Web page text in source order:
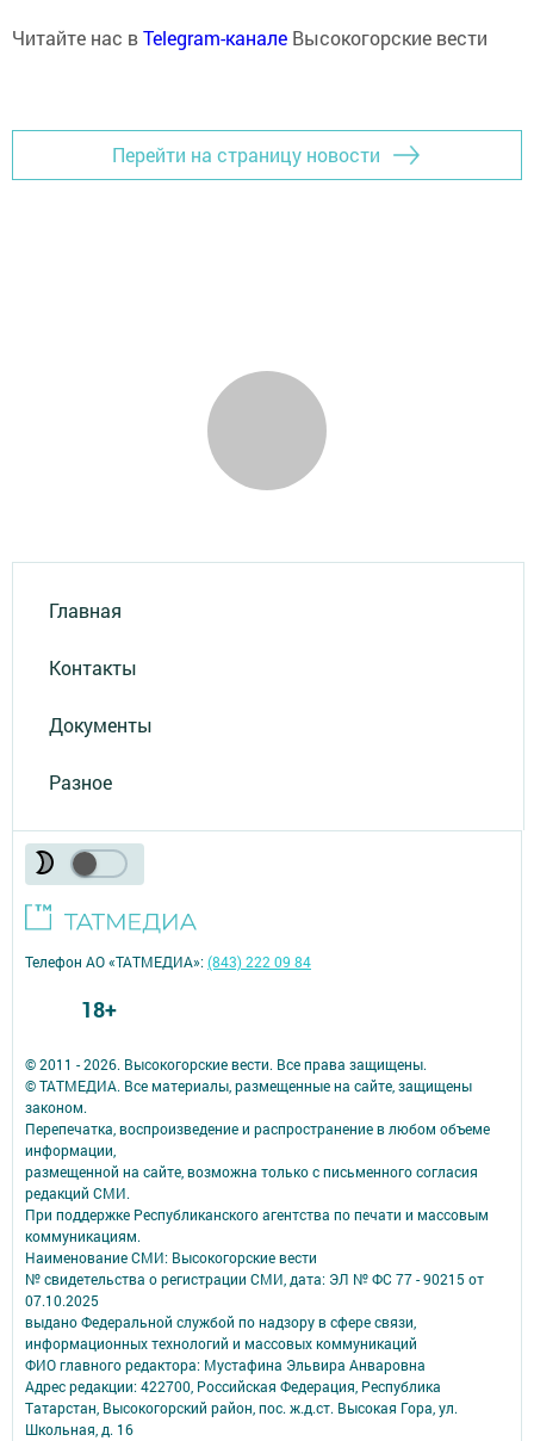
Читайте нас вTelegram-канале Высокогорские вести
Перейти на страницу новости
Главная
Контакты
Документы
Разное
© 2011 - 2026. Высокогорские вести. Все права защищены.
© ТАТМЕДИА. Все материалы, размещенные на сайте, защищены
законом.
Перепечатка, воспроизведение и распространение в любом объеме
информации,
размещенной на сайте, возможна только с письменного согласия
редакций СМИ.
При поддержке Республиканского агентства по печати и массовым
коммуникациям.
Наименование СМИ: Высокогорские вести
№ свидетельства о регистрации СМИ, дата: ЭЛ № ФС 77 - 90215 от
07.10.2025
выдано Федеральной службой по надзору в сфере связи,
информационных технологий и массовых коммуникаций
ФИО главного редактора: Мустафина Эльвира Анваровна
Адрес редакции: 422700, Российская Федерация, Республика
Татарстан, Высокогорский район, пос. ж.д.ст. Высокая Гора, ул.
Школьная, д. 16
Телефон АО «ТАТМЕДИА»:(843) 222 09 84
18+